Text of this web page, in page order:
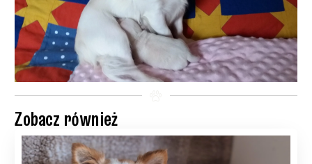
Zobacz również